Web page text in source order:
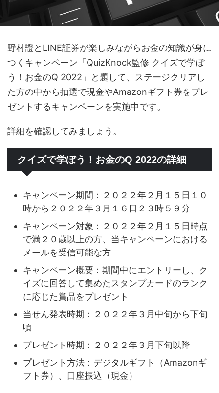
野村證とLINE証券が楽しみながらお金の知識が身に
つくキャンペーン「QuizKnock監修 クイズで学ぼ
う！お金のQ 2022」と題して、ステージクリアし
た方の中から抽選で現金やAmazonギフト券をプレ
ゼントするキャンペーンを実施中です。
詳細を確認してみましょう。
クイズで学ぼう！お金のQ 2022の詳細
キャンペーン期間：２０２２年２月１５日１０
時から２０２２年３月１６日２３時５９分
キャンペーン対象：２０２２年２月１５日時点
で満２０歳以上の方、当キャンペーンにおける
メールを受信可能な方
キャンペーン概要：期間中にエントリーし、ク
イズに回答して集めたスタンプカードのランク
に応じた賞品をプレゼント
当せん発表時期：２０２２年３月中旬から下旬
頃
プレゼント時期：２０２２年３月下旬以降
プレゼント方法：デジタルギフト（Amazonギ
フト券）、口座振込（現金）